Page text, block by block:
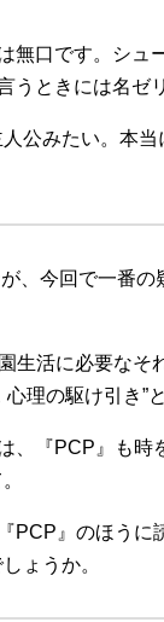
口です。シュ
うときには名ゼ
公みたい。本
、今回で一番
生活に必要なそ
理の駆け引き
、『PCP』も時
PCP』のほうに
ょうか。